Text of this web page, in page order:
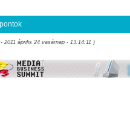
2011 április 24 vasárnap - 13:14:11 )